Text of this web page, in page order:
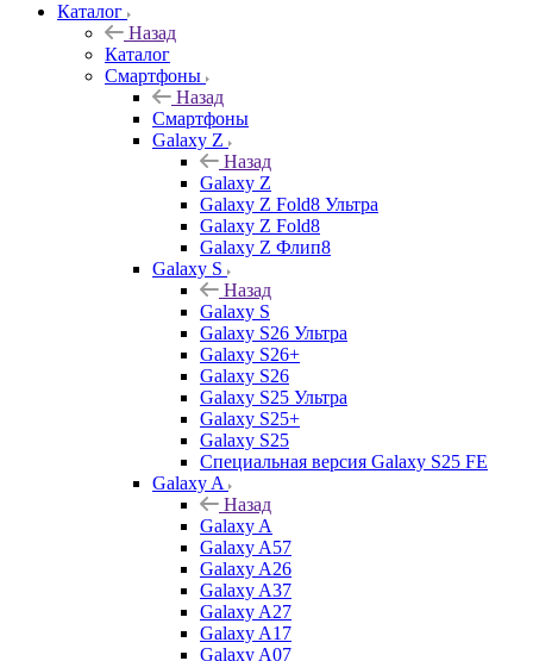
Каталог
Назад
Каталог
Смартфоны
Назад
Смартфоны
Galaxy Z
Назад
Galaxy Z
Galaxy Z Fold8 Ультра
Galaxy Z Fold8
Galaxy Z Флип8
Galaxy S
Назад
Galaxy S
Galaxy S26 Ультра
Galaxy S26+
Galaxy S26
Galaxy S25 Ультра
Galaxy S25+
Galaxy S25
Специальная версия Galaxy S25 FE
Galaxy A
Назад
Galaxy A
Galaxy A57
Galaxy A26
Galaxy A37
Galaxy A27
Galaxy A17
Galaxy A07